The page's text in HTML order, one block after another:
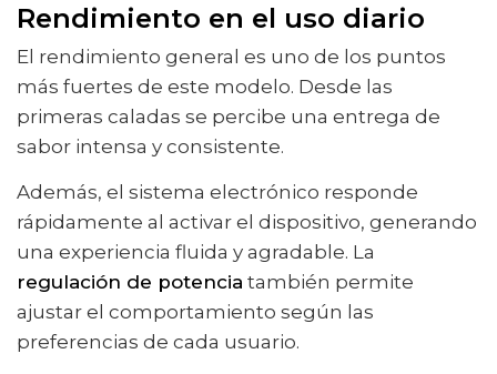
Rendimiento en el uso diario
El rendimiento general es uno de los puntos
más fuertes de este modelo. Desde las
primeras caladas se percibe una entrega de
sabor intensa y consistente.
Además, el sistema electrónico responde
rápidamente al activar el dispositivo, generando
una experiencia fluida y agradable. La
regulación de potencia también permite
ajustar el comportamiento según las
preferencias de cada usuario.